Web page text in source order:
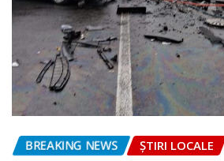
BREAKING NEWS ȘTIRI LOCALE